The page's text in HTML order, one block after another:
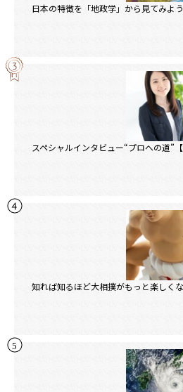
日本の特徴を「地政学」から見てみよ
スペシャルインタビュー“プロへの道”
知れば知るほど大相撲がもっと楽しく